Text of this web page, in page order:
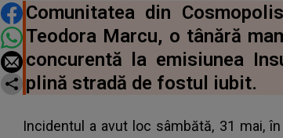
DISTRIBUIE ARTICOLUL
Comunitatea din
Teodora Marcu, o tânără
concurentă la emisiunea
plină stradă de fostul iubit.
Incidentul a avut loc sâmbătă, 31 mai,